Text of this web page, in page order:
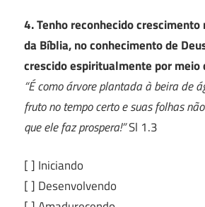
4. Tenho reconhecido
da Bíblia, no conhecimento de
crescido espiritualmente por meio
“É como árvore plantada à beira de
fruto no tempo certo e suas folhas
que ele faz prospera!”Sl 1.3
[ ] Iniciando
[ ] Desenvolvendo